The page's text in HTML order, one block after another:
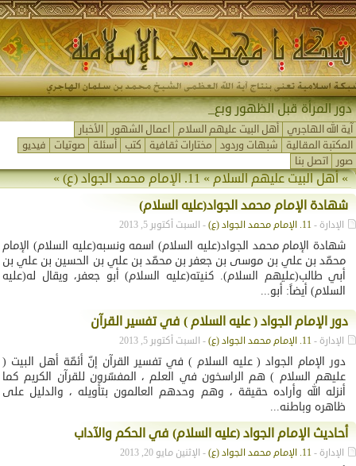
دور المرأة قبل الظهور وبعده
آية الله الهاجري أهل البيت عليهم السلام اعمال الشهور
الأخبار
المكتبة المقالية
شبهات وردود مختارات ثقافية كتب أسئلة صوتيات
فيديو
صور
اتصل بنا
»أهل البيت عليهم السلام»11. الإمام محمد الجواد (ع)
»
شهادة الإمام محمد الجواد(عليه السلام)
الإدارة -11. الإمام محمد الجواد (ع) - السبت أكتوبر 5, 2013
شهادة الإمام محمد الجواد(عليه السلام) اسمه ونسبه(عليه السلام) الإمام
محمّد بن علي بن موسى بن جعفر بن محمّد بن علي بن الحسين بن علي بن
أبي طالب(عليهم السلام). كنيته(عليه السلام) أبو جعفر، ويقال له(عليه
السلام) أيضاً: أبو...
دور الإمام الجواد ( عليه السلام ) في تفسير القرآن
الإدارة -11. الإمام محمد الجواد (ع) - السبت أكتوبر 5, 2013
دور الإمام الجواد ( عليه السلام ) في تفسير القرآن إنّ أئمّة أهل البيت (
عليهم السلام ) هم الراسخون في العلم ، المفسّرون للقرآن الكريم كما
أنزله الله وأراده حقيقة ، وهم وحدهم العالمون بتأويله ، والدليل على
ظاهره وباطنه...
أحاديث الإمام الجواد (عليه السلام) في الحكم والآداب
الإدارة -11. الإمام محمد الجواد (ع) - الإثنين مايو 20, 2013